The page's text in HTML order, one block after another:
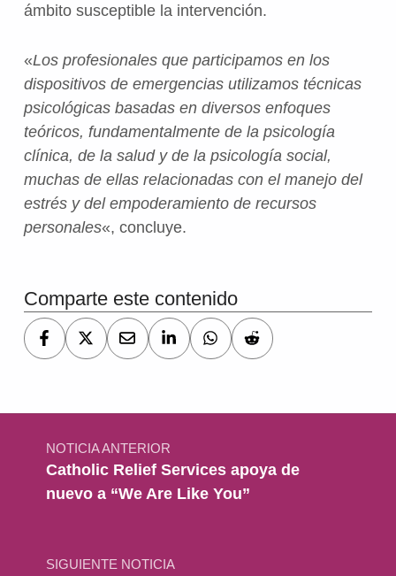
ámbito susceptible la intervención.
«Los profesionales que participamos en los
dispositivos de emergencias utilizamos técnicas
psicológicas basadas en diversos enfoques
teóricos, fundamentalmente de la psicología
clínica, de la salud y de la psicología social,
muchas de ellas relacionadas con el manejo del
estrés y del empoderamiento de recursos
personales«, concluye.
Volver a la navegación principal
Comparte este contenido
Navegación de entradas
NOTICIA ANTERIOR
Catholic Relief Services apoya de
nuevo a “We Are Like You”
SIGUIENTE NOTICIA